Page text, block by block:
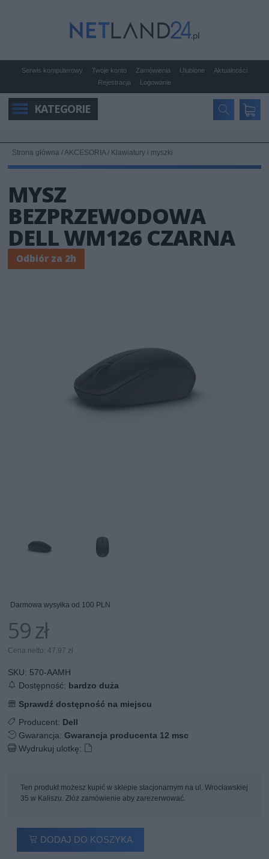
Serwis komputerowy Twoje konto Zamówienia Ulubione
Aktualności
Rejestracja
Logowanie
KATEGORIE
Strona główna /AKCESORIA/ Klawiatury i myszki
MYSZ
BEZPRZEWODOWA
DELL WM126 CZARNA
Odbiór za 2h
Darmowa wysyłka od 100 PLN
59 zł
Cena netto: 47,97 zł
SKU: 570-AAMH
Dostępność: bardzo duża
Sprawdź dostępność na miejscu
Producent: Dell
Gwarancja:Gwarancja producenta 12 msc
Wydrukuj ulotkę:
Ten produkt możesz kupić w sklepie stacjonarnym na ul. Wrocławskiej
35 w Kaliszu. Złóż zamówienie aby zarezerwować.
DODAJ DO KOSZYKA